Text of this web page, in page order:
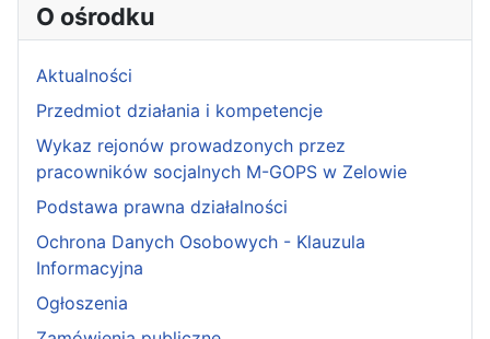
O ośrodku
Aktualności
Przedmiot działania i kompetencje
Wykaz rejonów prowadzonych przez
pracowników socjalnych M-GOPS w Zelowie
Podstawa prawna działalności
Ochrona Danych Osobowych - Klauzula
Informacyjna
Ogłoszenia